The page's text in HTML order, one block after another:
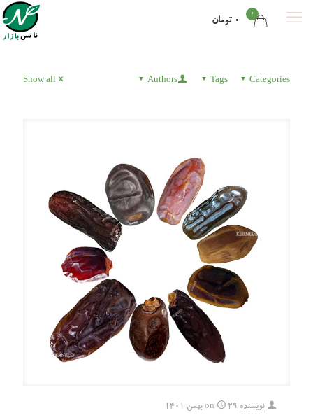
0
0 تومان
Categories
Tags
Authors
Show all
نویسنده on ۲۹ بهمن ۱۴۰۱